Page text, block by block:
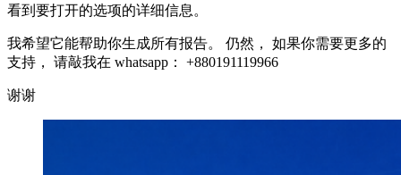
看到要打开的选项的详细信息。
我希望它能帮助你生成所有报告。 仍然， 如果你需要更多的
支持， 请敲我在 whatsapp： +880191119966
谢谢